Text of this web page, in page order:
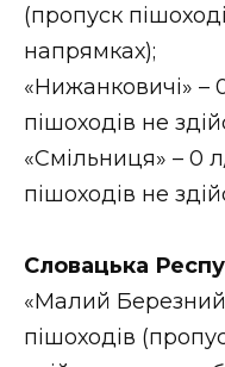
(пропуск
напрямках);
«Нижанковичі» –
пішоходів не
«Смільниця» – 0
пішоходів не
Словацька
«Малий
пішоходів